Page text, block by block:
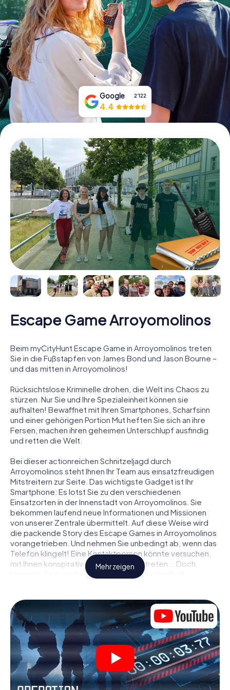
Tickets buchen
Gutscheine bestellen
Google 2‘122
4.4
Escape Game Arroyomolinos
Beim myCityHunt Escape Game in Arroyomolinos treten
Sie in die Fußstapfen von James Bond und Jason Bourne –
und das mitten in Arroyomolinos!
Rücksichtslose Kriminelle drohen, die Welt ins Chaos zu
stürzen. Nur Sie und Ihre Spezialeinheit können sie
aufhalten! Bewaffnet mit Ihren Smartphones, Scharfsinn
und einer gehörigen Portion Mut heften Sie sich an ihre
Fersen, machen ihren geheimen Unterschlupf ausfindig
und retten die Welt.
Bei dieser actionreichen Schnitzeljagd durch
Arroyomolinos steht Ihnen Ihr Team aus einsatzfreudigen
Mitstreitern zur Seite. Das wichtigste Gadget ist Ihr
Smartphone: Es lotst Sie zu den verschiedenen
Einsatzorten in der Innenstadt von Arroyomolinos. Sie
bekommen laufend neue Informationen und Missionen
von unserer Zentrale übermittelt. Auf diese Weise wird
die packende Story des Escape Games in Arroyomolinos
vorangetrieben. Und nehmen Sie unbedingt ab, wenn das
Telefon klingelt! Eine Kontaktperson könnte versuchen,
mit Ihnen konspirativ in Verbindung zu treten … Doch
Vorsicht: So mancher Informant entpuppt sich als
ziehen Sie die richtigen Schlüsse und vor allem: Vertrauen
Sie niemandem!
Anders als in einem klassischen Escape Room in
Arroyomolinos sind Sie also nicht in ein Zimmer
eingesperrt, aus dem Sie sich in einem vorgegebenen
Zeitfenster befreien müssen. Diese Smartphone
Schnitzeljagd erklärt ganz Arroyomolinos zu Ihrem
persönlichen Spielfeld! Die technische Voraussetzung für
Mehr zeigen